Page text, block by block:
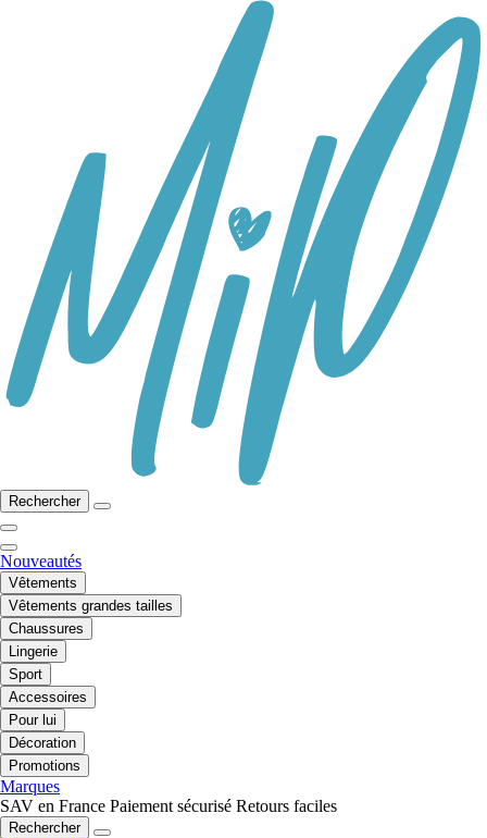
Rechercher
Nouveautés
Vêtements
Vêtements grandes tailles
Chaussures
Lingerie
Sport
Accessoires
Pour lui
Décoration
Promotions
Marques
SAV en France Paiement sécurisé Retours faciles
Rechercher